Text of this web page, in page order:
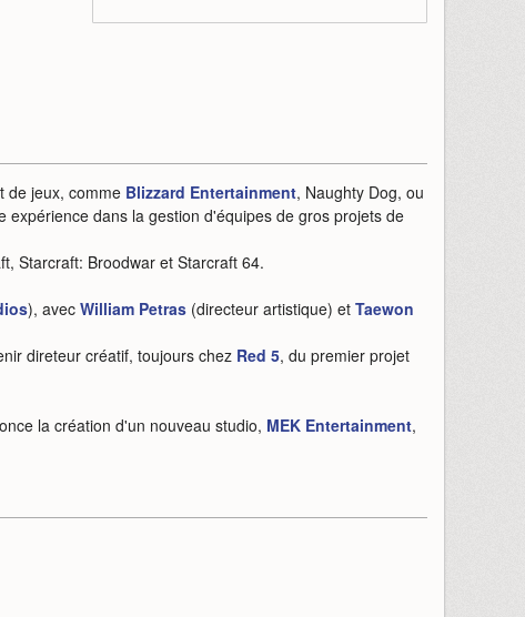
de jeux, comme Blizzard Entertainment, Naughty Dog, ou
expérience dans la gestion d'équipes de gros projets de
Starcraft: Broodwar et Starcraft 64.
), avec William Petras (directeur artistique) et Taewon
direteur créatif, toujours chez Red 5, du premier projet
la création d'un nouveau studio, MEK Entertainment,